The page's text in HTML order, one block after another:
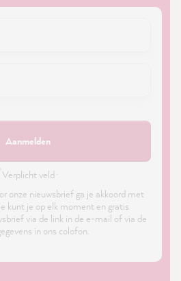
Aanmelden
Verplicht veld ·
onze nieuwsbrief ga je akkoord met
kunt je op elk moment en gratis
via de link in de e-mail of via de
in ons colofon.